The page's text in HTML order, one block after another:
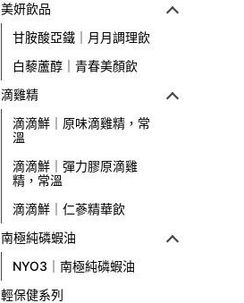
美妍飲品
甘胺酸亞鐵｜月月調理飲
白藜蘆醇｜青春美顏飲
滴雞精
滴滴鮮｜原味滴雞精，常
溫
滴滴鮮｜彈力膠原滴雞
精，常溫
滴滴鮮｜仁蔘精華飲
南極純磷蝦油
NYO3｜南極純磷蝦油
輕保健系列